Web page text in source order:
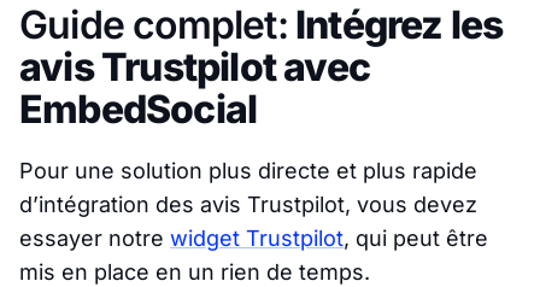
Guide complet: Intégrez les
avis Trustpilot avec
EmbedSocial
Pour une solution plus directe et plus rapide
d’intégration des avis Trustpilot, vous devez
essayer notre widget Trustpilot, qui peut être
mis en place en un rien de temps.